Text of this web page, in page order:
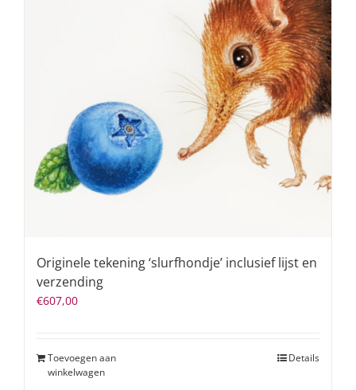
Originele tekening ‘slurfhondje’ inclusief lijst en
verzending
€607,00
Toevoegen aan
winkelwagen
Details